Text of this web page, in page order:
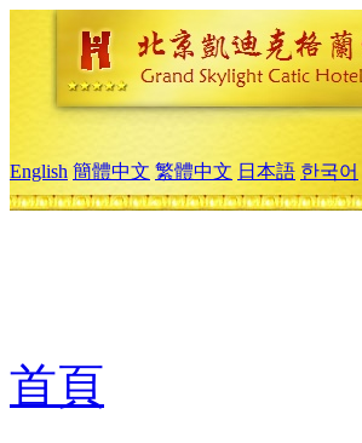
English 簡體中文 繁體中文 日本語 한국어
首頁